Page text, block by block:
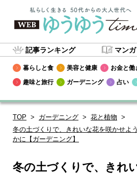
記事ランキング マンガ
暮らしと食 美容と健康 お金と働
趣味と旅行
ガーデニング 占い
TOP ガーデニング
花と植物
冬の土づくりで、きれいな花を咲かせよ
かに【ガーデニング】
冬の土づくりで、きれ